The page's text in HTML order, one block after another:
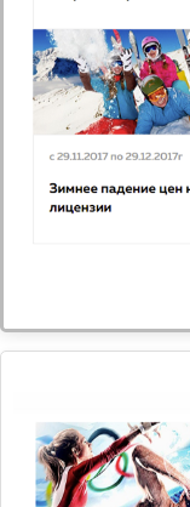
Обзор
о роллах
Мало кому
продукт не суши и
s.ru/bitrix/